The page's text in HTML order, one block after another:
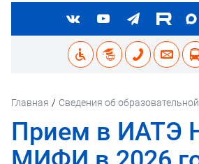
Главная / Сведения об
Прием в ИАТЭ